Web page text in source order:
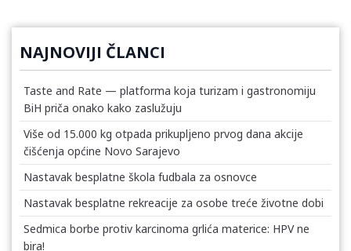
NAJNOVIJI ČLANCI
Taste and Rate — platforma koja turizam i gastronomiju
BiH priča onako kako zaslužuju
Više od 15.000 kg otpada prikupljeno prvog dana akcije
čišćenja općine Novo Sarajevo
Nastavak besplatne škola fudbala za osnovce
Nastavak besplatne rekreacije za osobe treće životne dobi
Sedmica borbe protiv karcinoma grlića materice: HPV ne
bira!